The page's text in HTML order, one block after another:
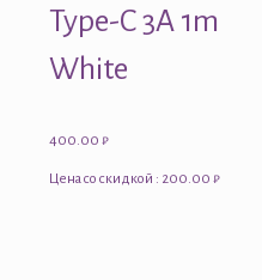
Type-C 3A 1m
White
400.00 ₽
Цена со скидкой : 200.00 ₽